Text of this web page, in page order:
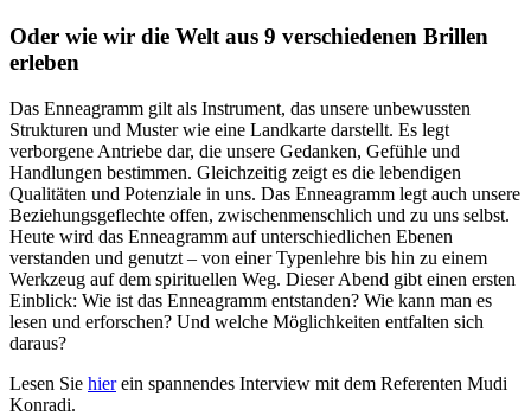
Oder wie wir die Welt aus 9 verschiedenen Brillen
erleben
Das Enneagramm gilt als Instrument, das unsere unbewussten
Strukturen und Muster wie eine Landkarte darstellt. Es legt
verborgene Antriebe dar, die unsere Gedanken, Gefühle und
Handlungen bestimmen. Gleichzeitig zeigt es die lebendigen
Qualitäten und Potenziale in uns. Das Enneagramm legt auch unsere
Beziehungsgeflechte offen, zwischenmenschlich und zu uns selbst.
Heute wird das Enneagramm auf unterschiedlichen Ebenen
verstanden und genutzt – von einer Typenlehre bis hin zu einem
Werkzeug auf dem spirituellen Weg. Dieser Abend gibt einen ersten
Einblick: Wie ist das Enneagramm entstanden? Wie kann man es
lesen und erforschen? Und welche Möglichkeiten entfalten sich
daraus?
Lesen Sie hierein spannendes Interview mit dem Referenten Mudi
Konradi.